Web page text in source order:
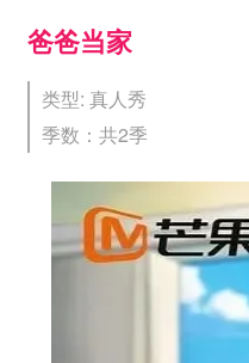
爸爸当家
类型: 真人秀
季数：共2季